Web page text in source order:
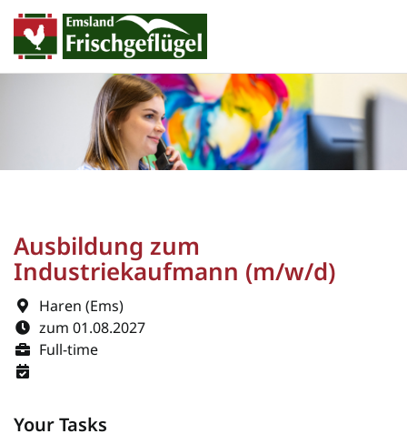
Ausbildung zum
Industriekaufmann (m/w/d)
Haren (Ems)
zum 01.08.2027
Full-time
Your Tasks